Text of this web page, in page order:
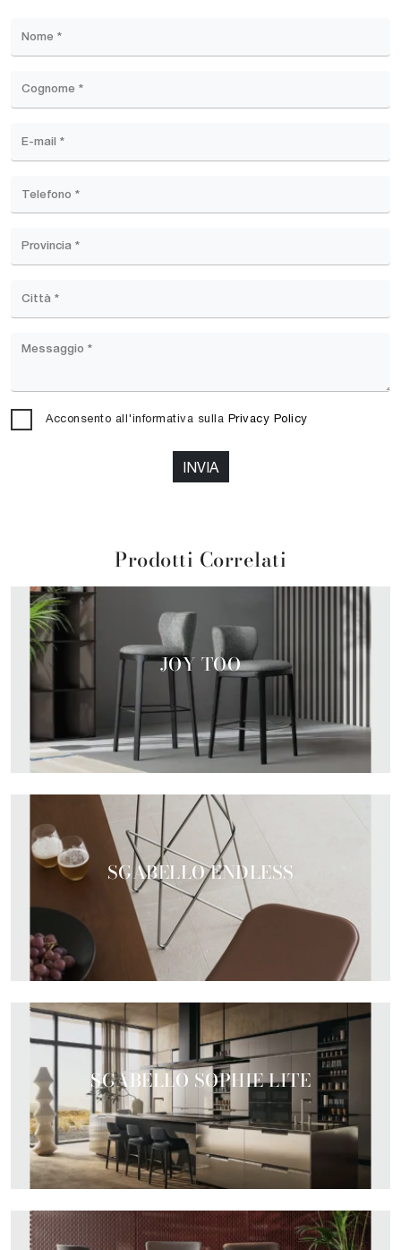
Prodotti Correlati
JOY TOO
SGABELLO ENDLESS
SGABELLO SOPHIE LITE
Acconsento all'informativa sulla Privacy Policy
INVIA